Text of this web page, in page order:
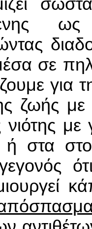
ως
σε
για
ζωής με
με
στα